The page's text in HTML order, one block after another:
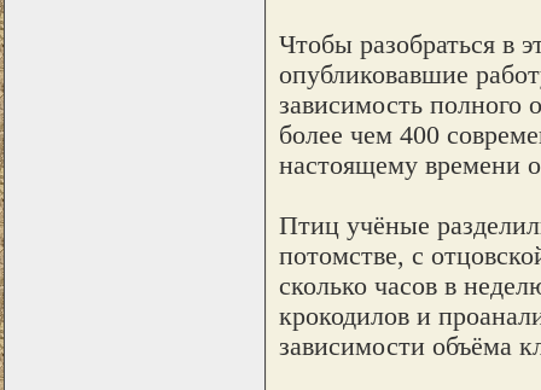
Чтобы разобраться в
опубликовавшие
зависимость полного
более чем 400
настоящему времени
Птиц учёные
потомстве, с
сколько часов в
крокодилов и
зависимости объёма